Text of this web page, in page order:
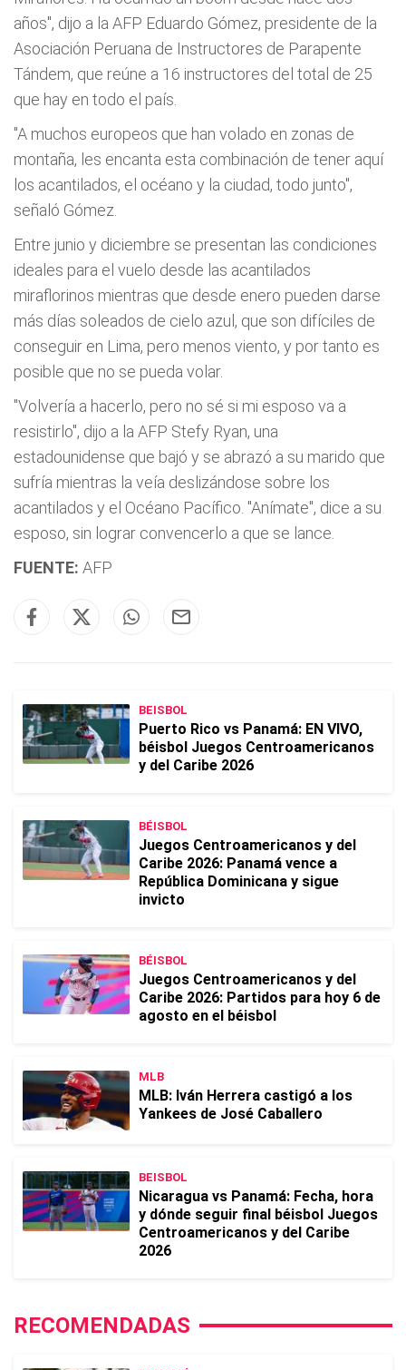
años", dijo a la AFP Eduardo Gómez, presidente de la
Asociación Peruana de Instructores de Parapente
Tándem, que reúne a 16 instructores del total de 25
que hay en todo el país.
"A muchos europeos que han volado en zonas de
montaña, les encanta esta combinación de tener aquí
los acantilados, el océano y la ciudad, todo junto",
señaló Gómez.
Entre junio y diciembre se presentan las condiciones
ideales para el vuelo desde las acantilados
miraflorinos mientras que desde enero pueden darse
más días soleados de cielo azul, que son difíciles de
conseguir en Lima, pero menos viento, y por tanto es
posible que no se pueda volar.
"Volvería a hacerlo, pero no sé si mi esposo va a
resistirlo", dijo a la AFP Stefy Ryan, una
estadounidense que bajó y se abrazó a su marido que
sufría mientras la veía deslizándose sobre los
acantilados y el Océano Pacífico. "Anímate", dice a su
esposo, sin lograr convencerlo a que se lance.
FUENTE: AFP
BEISBOL
Puerto Rico vs Panamá: EN VIVO,
béisbol Juegos Centroamericanos
y del Caribe 2026
BÉISBOL
Juegos Centroamericanos y del
Caribe 2026: Panamá vence a
República Dominicana y sigue
invicto
BÉISBOL
Juegos Centroamericanos y del
Caribe 2026: Partidos para hoy 6 de
agosto en el béisbol
MLB
MLB: Iván Herrera castigó a los
Yankees de José Caballero
BEISBOL
Nicaragua vs Panamá: Fecha, hora
y dónde seguir final béisbol Juegos
Centroamericanos y del Caribe
2026
RECOMENDADAS